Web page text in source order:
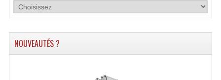
NOUVEAUTÉS ?